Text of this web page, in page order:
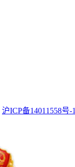
沪ICP备14011558号-1